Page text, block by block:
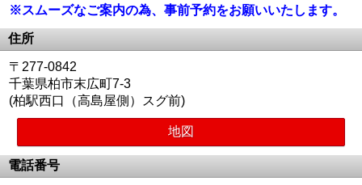
※スムーズなご案内の為、事前予約をお願いいたします。
住所
〒277-0842
千葉県柏市末広町7-3
(柏駅西口（高島屋側）スグ前)
地図
電話番号